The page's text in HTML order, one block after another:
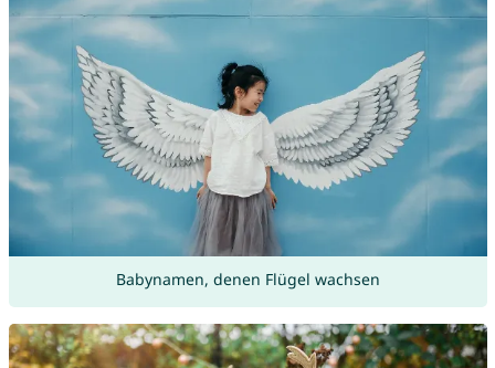
Babynamen, denen Flügel wachsen